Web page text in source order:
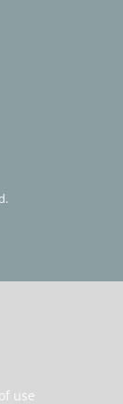
use